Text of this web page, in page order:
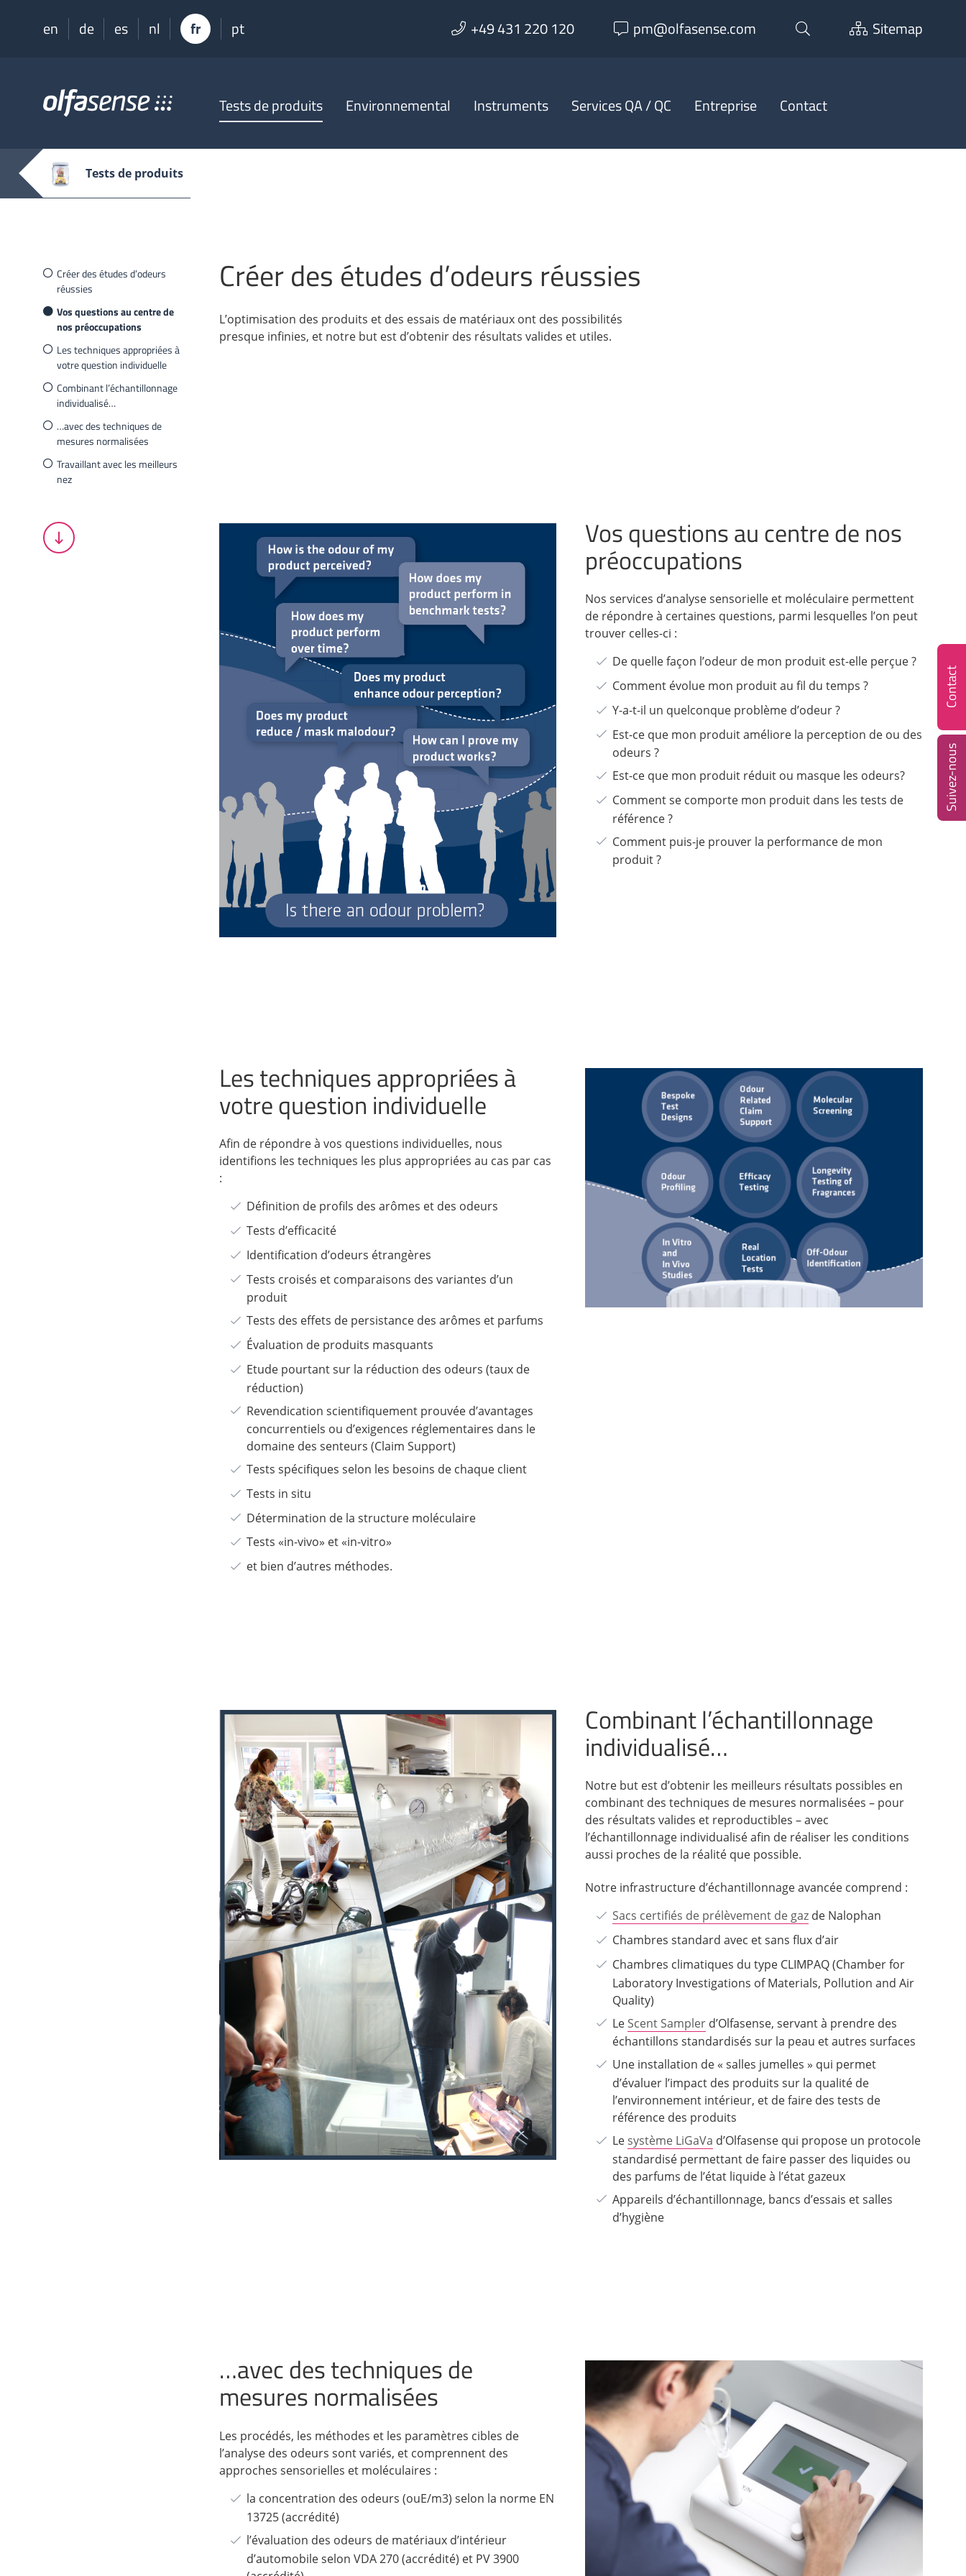
en de es nl fr pt +49 431 220 120 pm@olfasense.com Sitemap
Olfasense
to
Tests de produits Environnemental Instruments Services QA / QC Entreprise Contact
Tests de produits
Créer des études d’odeurs
réussies
Vos questions au centre de
nos préoccupations
Les techniques appropriées à
votre question individuelle
Combinant l’échantillonnage
individualisé…
…avec des techniques de
mesures normalisées
Travaillant avec les meilleurs
nez
Créer des études d’odeurs réussies
L’optimisation des produits et des essais de matériaux ont des possibilités
presque infinies, et notre but est d’obtenir des résultats valides et utiles.
Vos questions au centre de nos
préoccupations
Nos services d’analyse sensorielle et moléculaire permettent
de répondre à certaines questions, parmi lesquelles l’on peut
trouver celles-ci :
De quelle façon l’odeur de mon produit est-elle perçue ?
Comment évolue mon produit au fil du temps ?
Y-a-t-il un quelconque problème d’odeur ?
Est-ce que mon produit améliore la perception de ou des
odeurs ?
Est-ce que mon produit réduit ou masque les odeurs?
Comment se comporte mon produit dans les tests de
référence ?
Comment puis-je prouver la performance de mon
produit ?
Les techniques appropriées à
votre question individuelle
Afin de répondre à vos questions individuelles, nous
identifions les techniques les plus appropriées au cas par cas
:
Définition de profils des arômes et des odeurs
Tests d’efficacité
Identification d’odeurs étrangères
Tests croisés et comparaisons des variantes d’un
produit
Tests des effets de persistance des arômes et parfums
Évaluation de produits masquants
Etude pourtant sur la réduction des odeurs (taux de
réduction)
Revendication scientifiquement prouvée d’avantages
concurrentiels ou d’exigences réglementaires dans le
domaine des senteurs (Claim Support)
Tests spécifiques selon les besoins de chaque client
Tests in situ
Détermination de la structure moléculaire
Tests «in-vivo» et «in-vitro»
et bien d’autres méthodes.
Combinant l’échantillonnage
individualisé…
Notre but est d’obtenir les meilleurs résultats possibles en
combinant des techniques de mesures normalisées – pour
des résultats valides et reproductibles – avec
l’échantillonnage individualisé afin de réaliser les conditions
aussi proches de la réalité que possible.
Notre infrastructure d’échantillonnage avancée comprend :
Sacs certifiés de prélèvement de gaz de Nalophan
Chambres standard avec et sans flux d’air
Chambres climatiques du type CLIMPAQ (Chamber for
Laboratory Investigations of Materials, Pollution and Air
Quality)
Le Scent Sampler d’Olfasense, servant à prendre des
échantillons standardisés sur la peau et autres surfaces
Une installation de « salles jumelles » qui permet
d’évaluer l’impact des produits sur la qualité de
l’environnement intérieur, et de faire des tests de
référence des produits
Le système LiGaVa d’Olfasense qui propose un protocole
standardisé permettant de faire passer des liquides ou
des parfums de l’état liquide à l’état gazeux
Appareils d’échantillonnage, bancs d’essais et salles
d’hygiène
…avec des techniques de
mesures normalisées
Les procédés, les méthodes et les paramètres cibles de
l’analyse des odeurs sont variés, et comprennent des
approches sensorielles et moléculaires :
la concentration des odeurs (ouE/m3) selon la norme EN
13725 (accrédité)
l’évaluation des odeurs de matériaux d’intérieur
d’automobile selon VDA 270 (accrédité) et PV 3900
Contact
Suivez-nous